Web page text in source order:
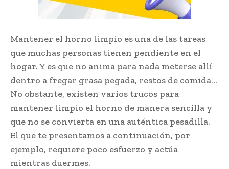
Mantener el horno limpio es una de las tareas
que muchas personas tienen pendiente en el
hogar. Y es que no anima para nada meterse allí
dentro a fregar grasa pegada, restos de comida…
No obstante, existen varios trucos para
mantener limpio el horno de manera sencilla y
que no se convierta en una auténtica pesadilla.
El que te presentamos a continuación, por
ejemplo, requiere poco esfuerzo y actúa
mientras duermes.